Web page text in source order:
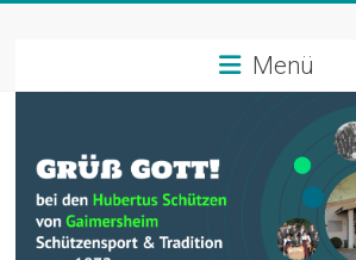
Schützenverein
Hubertus
Schützensport
und
Tradition
Menü